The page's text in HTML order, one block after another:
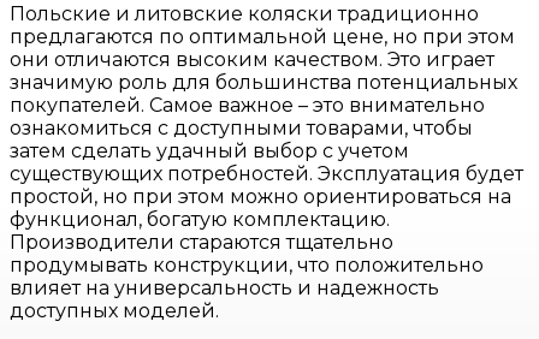
Польские и литовские коляски традиционно
предлагаются по оптимальной цене, но при этом
они отличаются высоким качеством. Это играет
значимую роль для большинства потенциальных
покупателей. Самое важное – это внимательно
ознакомиться с доступными товарами, чтобы
затем сделать удачный выбор с учетом
существующих потребностей. Эксплуатация будет
простой, но при этом можно ориентироваться на
функционал, богатую комплектацию.
Производители стараются тщательно
продумывать конструкции, что положительно
влияет на универсальность и надежность
доступных моделей.